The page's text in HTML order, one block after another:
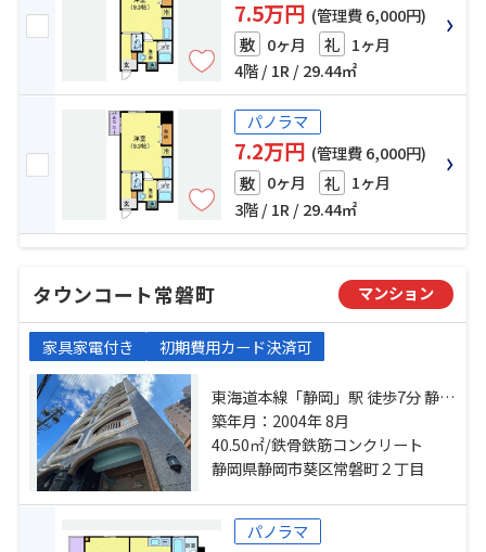
7.5万円 (管理費 6,000円)
敷 0ヶ月 礼 1ヶ月
4階 / 1R / 29.44㎡
パノラマ
7.2万円 (管理費 6,000円)
敷 0ヶ月 礼 1ヶ月
3階 / 1R / 29.44㎡
タウンコート常磐町 マンション
家具家電付き 初期費用カード決済可
東海道本線「静岡」駅 徒歩7分 静岡
鉄道静岡清水線「新静岡」駅 徒歩
10分 静岡鉄道静岡清水線「音羽
町」駅 徒歩19分
築年月：2004年 8月
40.50㎡/鉄骨鉄筋コンクリート
静岡県静岡市葵区常磐町２丁目
パノラマ